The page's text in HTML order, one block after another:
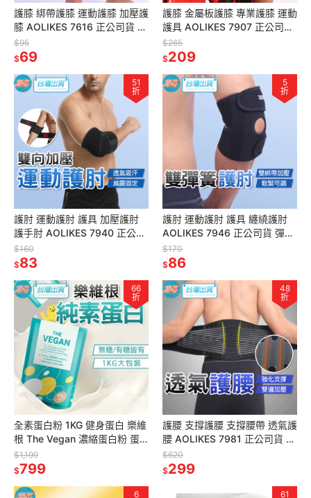
護膝 綁帶護膝 運動護膝 加壓護
膝 AOLIKES 7616 正公司貨 護
膝蓋 跑步護膝 籃球護膝 運動護
具
$95
$69
護膝 金屬板護膝 專業護膝 運動
護具 AOLIKES 7907 正公司貨
護膝蓋 自行車護具 重訓護具 護
具
$265
$209
51
折
護肘 運動護肘 護具 加壓護肘
護手肘 AOLIKES 7940 正公司
貨 可調式護肘 透氣護肘 護肘套
$160
$83
5
折
護肘 運動護肘 護具 纏繞護肘
AOLIKES 7946 正公司貨 彈簧
護肘 透氣護肘 運動護具 護肘套
$170
$86
66
折
全素蛋白粉 1KG 健身蛋白 樂維
根 The Vegan 濃縮蛋白粉 蛋
白粉 素食 高蛋白 健身飲料
$1,199
$799
48
折
護腰 支撐護腰 支撐腰帶 透氣護
腰 AOLIKES 7981 正公司貨 護
腰帶 加壓腰帶 束身腰帶 腰帶
護具
$620
$299
6
61